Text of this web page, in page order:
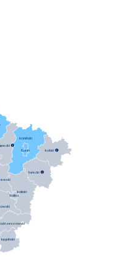
kaliski
kępiński
kolski 
koniński
ostrzeszowski

turecki
Kalisz
Konin